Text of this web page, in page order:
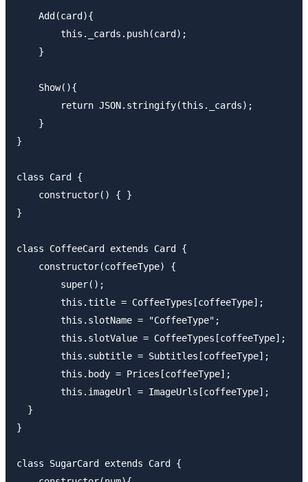
    Add(card){
        this._cards.push(card);
    }
    Show(){
        return JSON.stringify(this._cards);
    }
}
class Card {
    constructor() { }
}
class CoffeeCard extends Card {
    constructor(coffeeType) {
        super();
        this.title = CoffeeTypes[coffeeType];
        this.slotName = "CoffeeType";
        this.slotValue = CoffeeTypes[coffeeType];
        this.subtitle = Subtitles[coffeeType];
        this.body = Prices[coffeeType];
        this.imageUrl = ImageUrls[coffeeType];
  }
}
class SugarCard extends Card {